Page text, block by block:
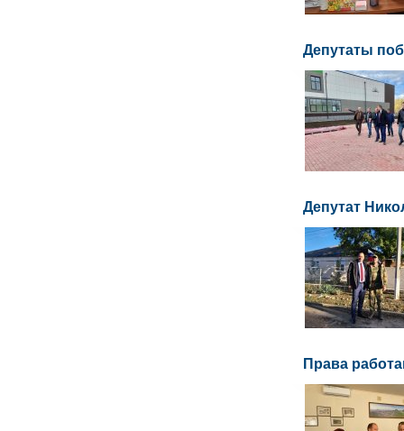
Депутаты
Депутат
Права